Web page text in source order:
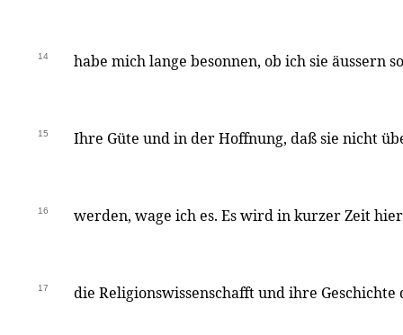
14 habe mich lange besonnen, ob ich sie äussern
15 Ihre Güte und in der Hoffnung, daß sie nicht
16 werden, wage ich es. Es wird in kurzer Zeit
17 die Religionswissenschafft und ihre Geschichte